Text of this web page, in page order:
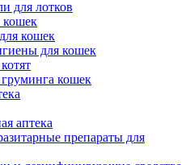
для лотков
кошек
кошек
для кошек
кошек
аптека
препараты для